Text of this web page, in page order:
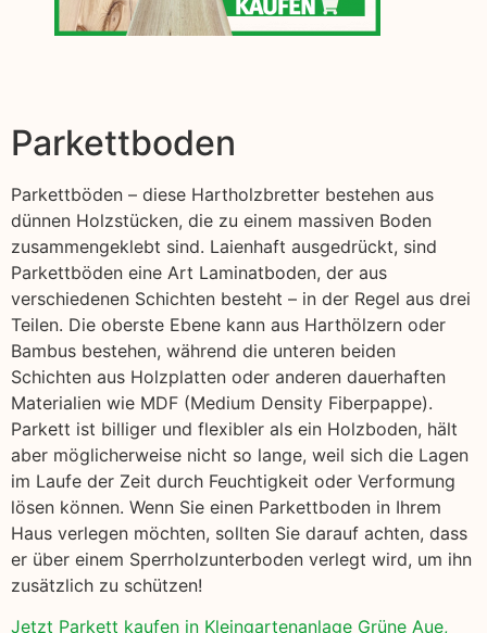
Parkettboden
Parkettböden – diese Hartholzbretter bestehen aus
dünnen Holzstücken, die zu einem massiven Boden
zusammengeklebt sind. Laienhaft ausgedrückt, sind
Parkettböden eine Art Laminatboden, der aus
verschiedenen Schichten besteht – in der Regel aus drei
Teilen. Die oberste Ebene kann aus Harthölzern oder
Bambus bestehen, während die unteren beiden
Schichten aus Holzplatten oder anderen dauerhaften
Materialien wie MDF (Medium Density Fiberpappe).
Parkett ist billiger und flexibler als ein Holzboden, hält
aber möglicherweise nicht so lange, weil sich die Lagen
im Laufe der Zeit durch Feuchtigkeit oder Verformung
lösen können. Wenn Sie einen Parkettboden in Ihrem
Haus verlegen möchten, sollten Sie darauf achten, dass
er über einem Sperrholzunterboden verlegt wird, um ihn
zusätzlich zu schützen!
Jetzt Parkett kaufen in Kleingartenanlage Grüne Aue,